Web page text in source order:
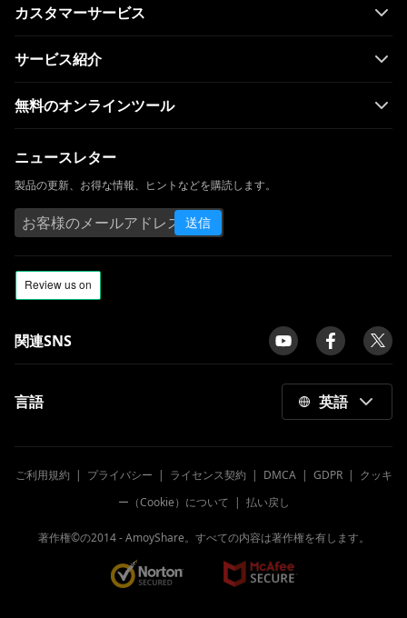
カスタマーサービス
サービス紹介
無料のオンラインツール
ニュースレター
製品の更新、お得な情報、ヒントなどを購読します。
送信
関連SNS
言語 英語
ご利用規約 | プライバシー | ライセンス契約 | DMCA| GDPR| クッキ
ー（Cookie）について | 払い戻し
著作権©の2014 -AmoyShare。すべての内容は著作権を有します。